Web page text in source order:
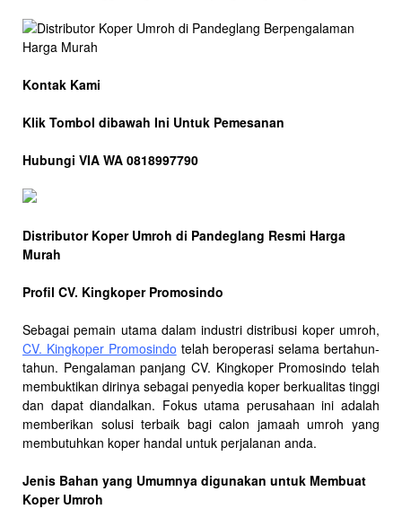
Kontak Kami
Klik Tombol dibawah Ini Untuk Pemesanan
Hubungi VIA WA 0818997790
Distributor Koper Umroh di Pandeglang Resmi Harga
Murah
Profil CV. Kingkoper Promosindo
Sebagai pemain utama dalam industri distribusi koper umroh,
CV. Kingkoper Promosindo telah beroperasi selama bertahun-
tahun. Pengalaman panjang CV. Kingkoper Promosindo telah
membuktikan dirinya sebagai penyedia koper berkualitas tinggi
dan dapat diandalkan. Fokus utama perusahaan ini adalah
memberikan solusi terbaik bagi calon jamaah umroh yang
membutuhkan koper handal untuk perjalanan anda.
Jenis Bahan yang Umumnya digunakan untuk Membuat
Koper Umroh